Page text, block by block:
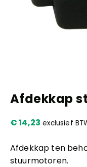
Kennis en praktijk
Afdekkap
€14,23 exclusief
Afdekkap ten
stuurmotoren.